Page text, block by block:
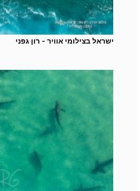
ישראל בצילומי אוויר - רון גפני